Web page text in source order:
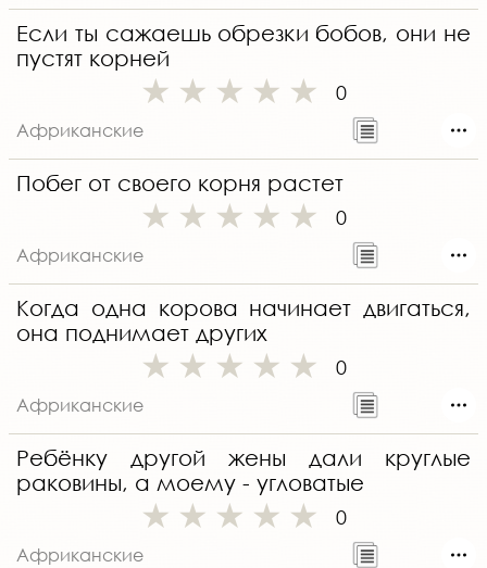
Если ты сажаешь обрезки бобов, они не
пустят корней
0
Африканские
Побег от своего корня растет
0
Африканские
Когда одна корова начинает двигаться,
она поднимает других
0
Африканские
Ребёнку другой жены дали круглые
раковины, а моему - угловатые
0
Африканские